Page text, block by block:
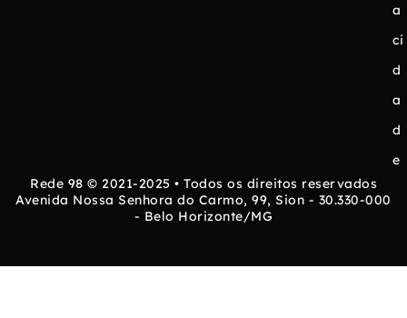
a
ci
d
a
d
e
Rede 98 © 2021-2025 • Todos os direitos reservados
Avenida Nossa Senhora do Carmo, 99, Sion - 30.330-000
- Belo Horizonte/MG